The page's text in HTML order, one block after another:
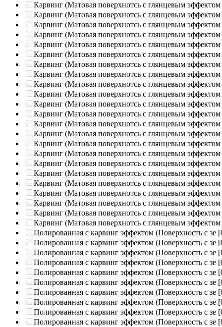
Карвинг (Матовая поверхнотсь с глянцевым эффектом
Карвинг (Матовая поверхнотсь с глянцевым эффектом
Карвинг (Матовая поверхнотсь с глянцевым эффектом
Карвинг (Матовая поверхнотсь с глянцевым эффектом
Карвинг (Матовая поверхнотсь с глянцевым эффектом
Карвинг (Матовая поверхнотсь с глянцевым эффектом
Карвинг (Матовая поверхнотсь с глянцевым эффектом
Карвинг (Матовая поверхнотсь с глянцевым эффектом
Карвинг (Матовая поверхнотсь с глянцевым эффектом
Карвинг (Матовая поверхнотсь с глянцевым эффектом
Карвинг (Матовая поверхнотсь с глянцевым эффектом
Карвинг (Матовая поверхнотсь с глянцевым эффектом
Карвинг (Матовая поверхнотсь с глянцевым эффектом
Карвинг (Матовая поверхнотсь с глянцевым эффектом
Карвинг (Матовая поверхнотсь с глянцевым эффектом
Карвинг (Матовая поверхнотсь с глянцевым эффектом
Карвинг (Матовая поверхнотсь с глянцевым эффектом
Карвинг (Матовая поверхнотсь с глянцевым эффектом
Карвинг (Матовая поверхнотсь с глянцевым эффектом
Карвинг (Матовая поверхнотсь с глянцевым эффектом
Карвинг (Матовая поверхнотсь с глянцевым эффектом
Карвинг (Матовая поверхнотсь с глянцевым эффектом
Карвинг (Матовая поверхнотсь с глянцевым эффектом
Полированная c карвинг эффектом (Поверхность с зе
Полированная c карвинг эффектом (Поверхность с зе
Полированная c карвинг эффектом (Поверхность с зе
Полированная c карвинг эффектом (Поверхность с зе
Полированная c карвинг эффектом (Поверхность с зе
Полированная c карвинг эффектом (Поверхность с зе
Полированная c карвинг эффектом (Поверхность с зе
Полированная c карвинг эффектом (Поверхность с зе
Полированная c карвинг эффектом (Поверхность с зе
Полированная c карвинг эффектом (Поверхность с зе